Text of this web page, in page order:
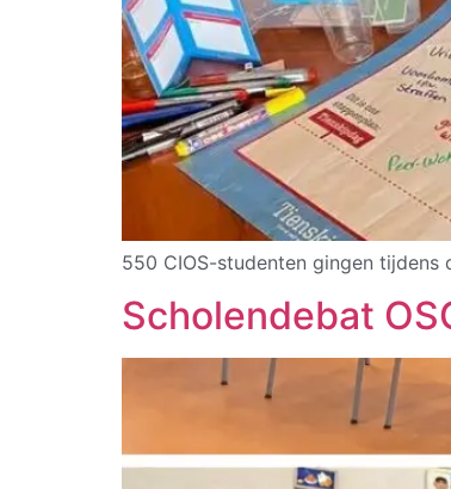
550 CIOS-studenten gingen
Scholendebat